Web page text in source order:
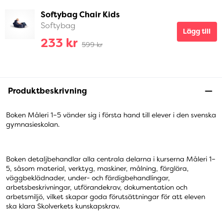
Softybag Chair Kids
Softybag
233 kr 599 kr
Lägg till
Produktbeskrivning
Boken Måleri 1–5 vänder sig i första hand till elever i den svenska
gymnasieskolan.
Boken detaljbehandlar alla centrala delarna i kurserna Måleri 1–
5, såsom material, verktyg, maskiner, målning, färglära,
väggbeklädnader, under- och färdigbehandlingar,
arbetsbeskrivningar, utförandekrav, dokumentation och
arbetsmiljö, vilket skapar goda förutsättningar för att eleven
ska klara Skolverkets kunskapskrav.